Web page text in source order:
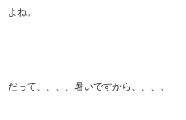
よね。
だって、、、、暑いですから、、、。